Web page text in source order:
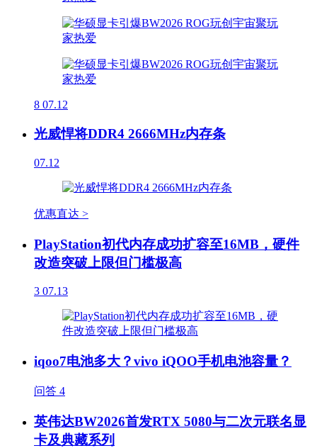
8 07.12
光威悍将DDR4 2666MHz内存条
07.12
优惠直达 >
PlayStation初代内存成功扩容至16MB，硬件
改造突破上限但门槛极高
3 07.13
iqoo7电池多大？vivo iQOO手机电池容量？
问答 4
英伟达BW2026首发RTX 5080与二次元联名显
卡及典藏系列